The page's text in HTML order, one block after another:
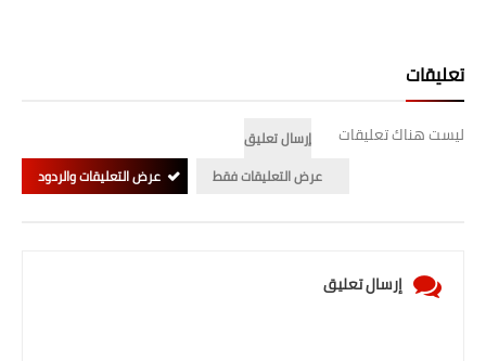
تعليقات
ليست هناك تعليقات
إرسال تعليق
عرض التعليقات فقط
عرض التعليقات والردود
إرسال تعليق